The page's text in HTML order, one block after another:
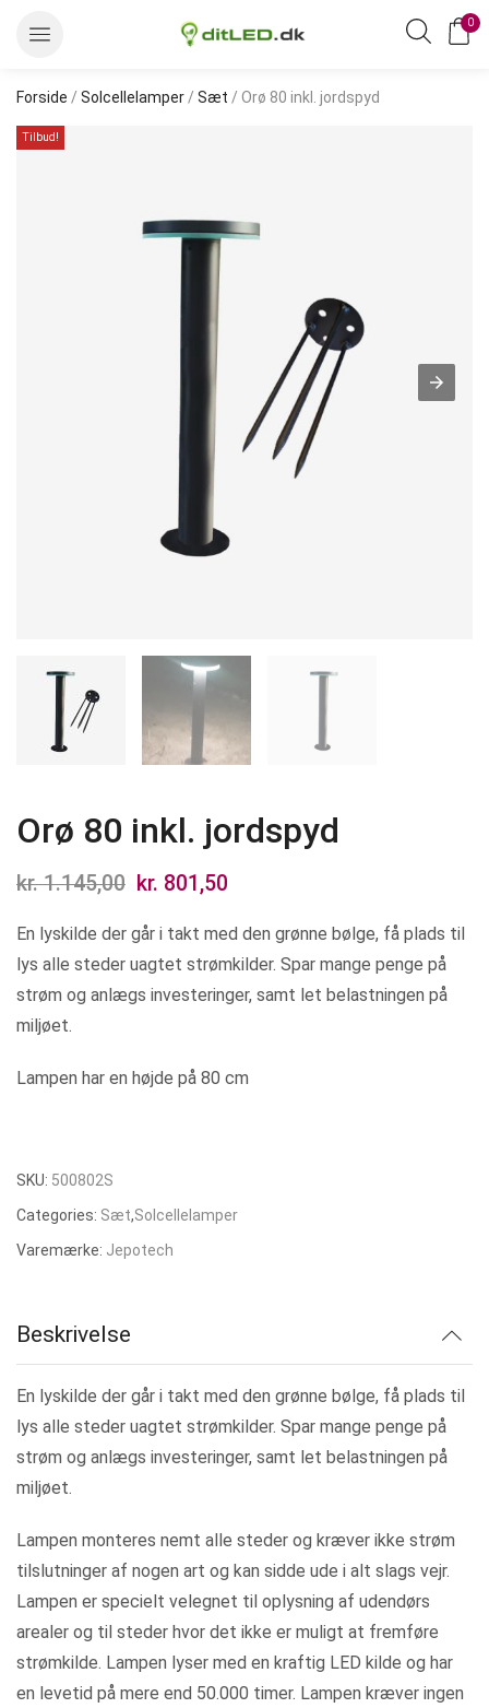
0
Forside / Solcellelamper / Sæt / Orø 80 inkl. jordspyd
Tilbud!
Orø 80 inkl. jordspyd
kr.1.145,00 Den
oprindelige
pris
var:
kr. 801,50
aktuelle
pris
er:
En lyskilde der går i takt med den grønne bølge, få plads til
lys alle steder uagtet strømkilder. Spar mange penge på
strøm og anlægs investeringer, samt let belastningen på
miljøet.
Lampen har en højde på 80 cm
SKU: 500802S
Categories: Sæt,Solcellelamper
Varemærke: Jepotech
Beskrivelse
En lyskilde der går i takt med den grønne bølge, få plads til
lys alle steder uagtet strømkilder. Spar mange penge på
strøm og anlægs investeringer, samt let belastningen på
miljøet.
Lampen monteres nemt alle steder og kræver ikke strøm
tilslutninger af nogen art og kan sidde ude i alt slags vejr.
Lampen er specielt velegnet til oplysning af udendørs
arealer og til steder hvor det ikke er muligt at fremføre
strømkilde. Lampen lyser med en kraftig LED kilde og har
en levetid på mere end 50.000 timer. Lampen kræver ingen